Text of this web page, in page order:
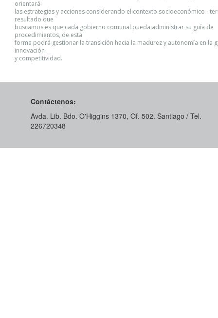
orientará
las estrategias y acciones considerando el contexto socioeconómico -
resultado que
buscamos es que cada gobierno comunal pueda administrar su guía de
procedimientos, de esta
forma podrá gestionar la transición hacia la madurez y autonomía en la
innovación
y competitividad.
Contáctenos:
Avda. Lib. Bdo. O'Higgins 1370, Of. 502. Santiago / Tel.
226720348